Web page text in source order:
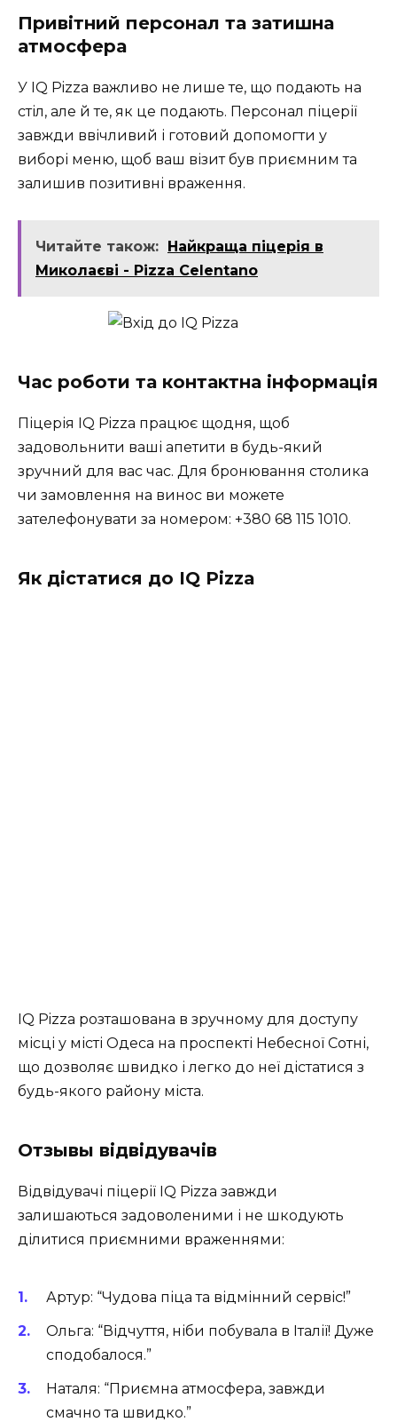
Привітний персонал та затишна
атмосфера
У IQ Pizza важливо не лише те, що подають на
стіл, але й те, як це подають. Персонал піцерії
завжди ввічливий і готовий допомогти у
виборі меню, щоб ваш візит був приємним та
залишив позитивні враження.
Читайте також: Найкраща піцерія в
Миколаєві - Pizza Celentano
Час роботи та контактна інформація
Піцерія IQ Pizza працює щодня, щоб
задовольнити ваші апетити в будь-який
зручний для вас час. Для бронювання столика
чи замовлення на винос ви можете
зателефонувати за номером: +380 68 115 1010.
Як дістатися до IQ Pizza
IQ Pizza розташована в зручному для доступу
місці у місті Одеса на проспекті Небесної Сотні,
що дозволяє швидко і легко до неї дістатися з
будь-якого району міста.
Отзывы відвідувачів
Відвідувачі піцерії IQ Pizza завжди
залишаються задоволеними і не шкодують
ділитися приємними враженнями:
Артур: “Чудова піца та відмінний сервіс!”
Ольга: “Відчуття, ніби побувала в Італії! Дуже
сподобалося.”
Наталя: “Приємна атмосфера, завжди
смачно та швидко.”